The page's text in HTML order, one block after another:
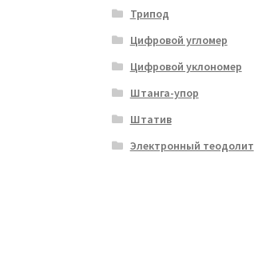
Трипод
Цифровой угломер
Цифровой уклономер
Штанга-упор
Штатив
Электронный теодолит